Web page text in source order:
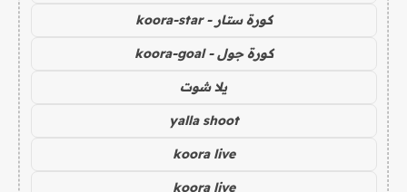
كورة ستار - koora-star
كورة جول - koora-goal
يلا شوت
yalla shoot
koora live
koora live